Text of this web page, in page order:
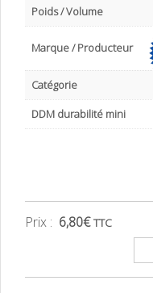
Poids / Volume
Marque / Producteur
Catégorie
DDM durabilité mini
Prix : 6,80€ TTC